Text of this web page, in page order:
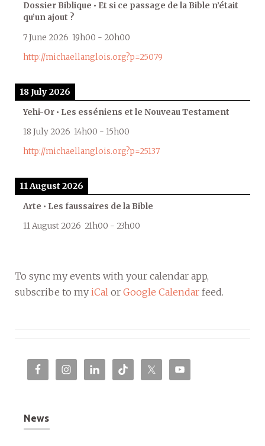
Dossier Biblique • Et si ce passage de la Bible n’était
qu’un ajout ?
7 June 2026 19h00 - 20h00
http://michaellanglois.org?p=25079
18 July 2026
Yehi-Or • Les esséniens et le Nouveau Testament
18 July 2026 14h00 - 15h00
http://michaellanglois.org?p=25137
11 August 2026
Arte • Les faussaires de la Bible
11 August 2026 21h00 - 23h00
To sync my events with your calendar app,
subscribe to my iCal or Google Calendar feed.
News